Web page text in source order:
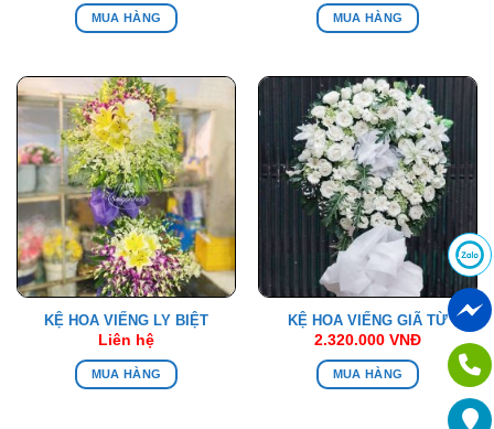
MUA HÀNG MUA HÀNG
KỆ HOA VIẾNG LY BIỆT
Liên hệ
MUA HÀNG
KỆ HOA VIẾNG GIÃ TỪ
2.320.000 VNĐ
MUA HÀNG